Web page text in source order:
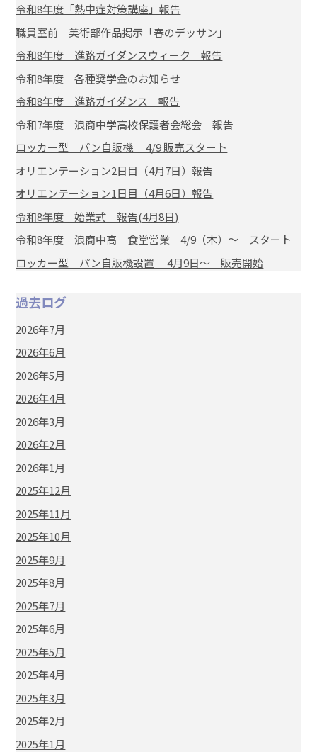
令和8年度「熱中症対策講座」報告
職員室前 美術部作品掲示「春のデッサン」
令和8年度 進路ガイダンスウィーク 報告
令和8年度 各種奨学金のお知らせ
令和8年度 進路ガイダンス 報告
令和7年度 浪商中学高校保護者会総会 報告
ロッカー型 パン自販機 4/9 販売スタート
オリエンテーション2日目（4月7日）報告
オリエンテーション1日目（4月6日）報告
令和8年度 始業式 報告(4月8日)
令和8年度 浪商中高 食堂営業 4/9（木）～ スタート
ロッカー型 パン自販機設置 4月9日～ 販売開始
過去ログ
2026年7月
2026年6月
2026年5月
2026年4月
2026年3月
2026年2月
2026年1月
2025年12月
2025年11月
2025年10月
2025年9月
2025年8月
2025年7月
2025年6月
2025年5月
2025年4月
2025年3月
2025年2月
2025年1月